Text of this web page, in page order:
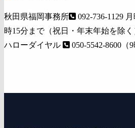
秋田県福岡事務所
092-736-1129
時15分まで（祝日・年末年始を除く
ハローダイヤル
050-5542-8600（